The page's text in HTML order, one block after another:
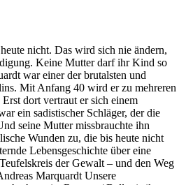
nicht. Das wird sich nie ändern,
Keine Mutter darf ihr Kind so
war einer der brutalsten und
Mit Anfang 40 wird er zu mehreren
dort vertraut er sich einem
ein sadistischer Schläger, der die
seine Mutter missbrauchte ihn
Wunden zu, die bis heute nicht
Lebensgeschichte über eine
der Gewalt – und den Weg
Marquardt Unsere